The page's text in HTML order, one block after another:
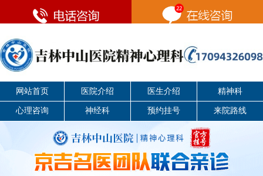
网站首页 医院介绍 医生介绍 精神科
心理咨询 神经科 预约挂号 来院路线